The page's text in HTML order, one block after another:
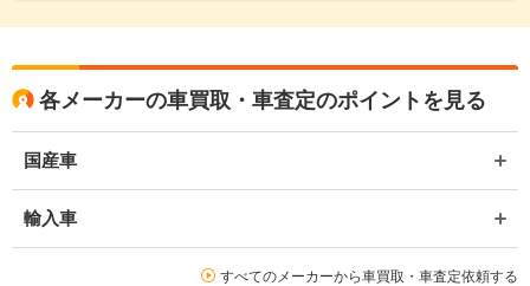
各メーカーの車買取・車査定のポイントを見る
国産車
輸入車
すべてのメーカーから車買取・車査定依頼する